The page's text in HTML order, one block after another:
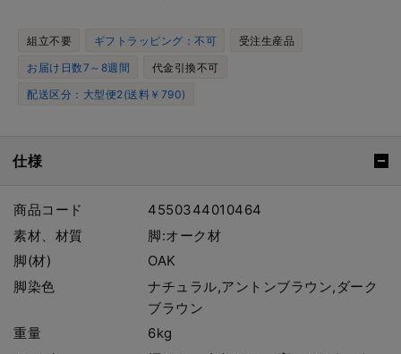
組立不要 ギフトラッピング：不可
受注生産品
お届け日数7～8週間
代金引換不可
配送区分：大型便2(送料￥790)
仕様
商品コード
4550344010464
素材、材質
脚:オーク材
脚(材)
OAK
脚染色
ナチュラル,アントンブラウン,ダーク
ブラウン
重量
6kg